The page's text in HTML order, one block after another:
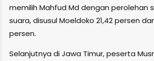
memilih Mahfud Md dengan perolehan
suara, disusul Moeldoko 21,42 persen
persen.
Selanjutnya di Jawa Timur, peserta